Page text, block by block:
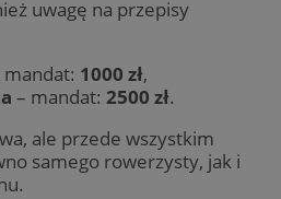
uwagę na przepisy
mandat: 1000 zł,
– mandat: 2500 zł.
ale przede wszystkim
samego rowerzysty, jak i